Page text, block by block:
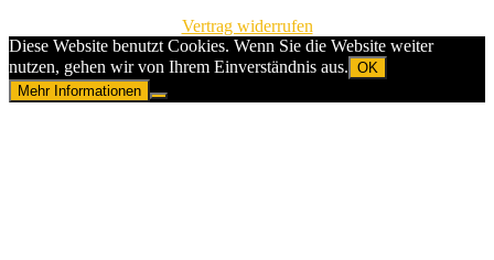
Vertrag widerrufen
Diese Website benutzt Cookies. Wenn Sie die Website weiter
nutzen, gehen wir von Ihrem Einverständnis aus. OK
Mehr Informationen